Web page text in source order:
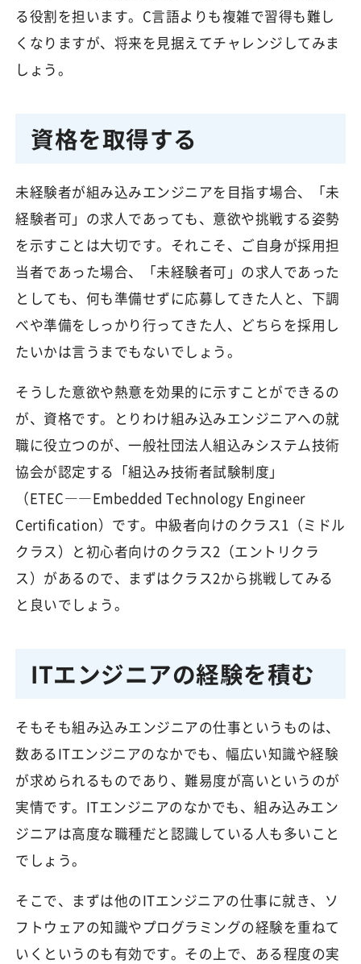
る役割を担います。C言語よりも複雑で習得も難し
くなりますが、将来を見据えてチャレンジしてみま
しょう。
資格を取得する
未経験者が組み込みエンジニアを目指す場合、「未
経験者可」の求人であっても、意欲や挑戦する姿勢
を示すことは大切です。それこそ、ご自身が採用担
当者であった場合、「未経験者可」の求人であった
としても、何も準備せずに応募してきた人と、下調
べや準備をしっかり行ってきた人、どちらを採用し
たいかは言うまでもないでしょう。
そうした意欲や熱意を効果的に示すことができるの
が、資格です。とりわけ組み込みエンジニアへの就
職に役立つのが、一般社団法人組込みシステム技術
協会が認定する「組込み技術者試験制度」
（ETEC――Embedded Technology Engineer
Certification）です。中級者向けのクラス1（ミドル
クラス）と初心者向けのクラス2（エントリクラ
ス）があるので、まずはクラス2から挑戦してみる
と良いでしょう。
ITエンジニアの経験を積む
そもそも組み込みエンジニアの仕事というものは、
数あるITエンジニアのなかでも、幅広い知識や経験
が求められるものであり、難易度が高いというのが
実情です。ITエンジニアのなかでも、組み込みエン
ジニアは高度な職種だと認識している人も多いこと
でしょう。
そこで、まずは他のITエンジニアの仕事に就き、ソ
フトウェアの知識やプログラミングの経験を重ねて
いくというのも有効です。その上で、ある程度の実